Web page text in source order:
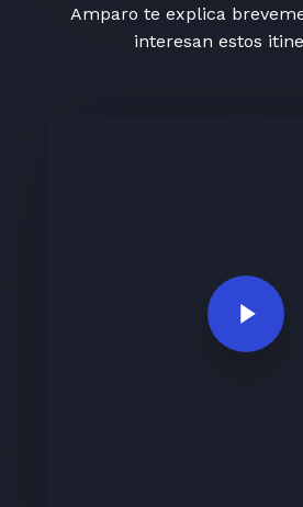
Amparo te explica
interesan estos
Play Video